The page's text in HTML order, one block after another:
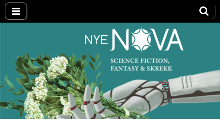
Nye NOVA